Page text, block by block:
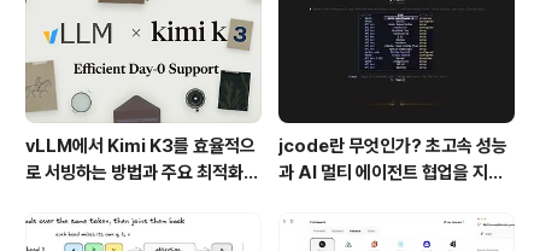
vLLM에서 Kimi K3를 효율적으
로 서빙하는 방법과 주요 최적화
jcode란 무엇인가? 초고속 성능
과 AI 멀티 에이전트 협업을 지원